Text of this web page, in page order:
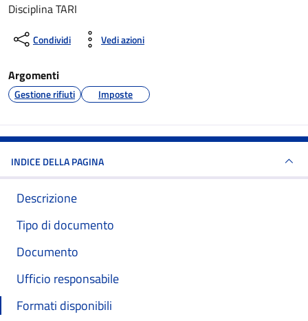
Disciplina TARI
Condividi Vedi azioni
Argomenti
Gestione rifiuti Imposte
INDICE DELLA PAGINA
Descrizione
Tipo di documento
Documento
Ufficio responsabile
Formati disponibili